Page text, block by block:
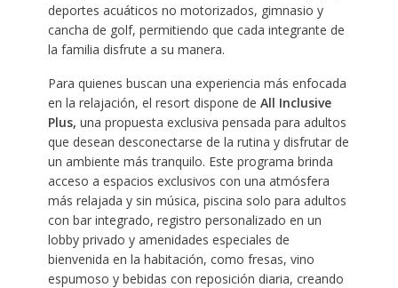
deportes acuáticos no motorizados, gimnasio y
cancha de golf, permitiendo que cada integrante de
la familia disfrute a su manera.
Para quienes buscan una experiencia más enfocada
en la relajación, el resort dispone de All Inclusive
Plus, una propuesta exclusiva pensada para adultos
que desean desconectarse de la rutina y disfrutar de
un ambiente más tranquilo. Este programa brinda
acceso a espacios exclusivos con una atmósfera
más relajada y sin música, piscina solo para adultos
con bar integrado, registro personalizado en un
lobby privado y amenidades especiales de
bienvenida en la habitación, como fresas, vino
espumoso y bebidas con reposición diaria, creando